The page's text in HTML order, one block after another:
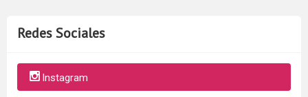
Redes Sociales
Instagram